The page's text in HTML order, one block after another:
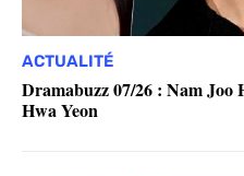
ACTUALITÉ
Dramabuzz 07/26 : Nam
Hwa Yeon